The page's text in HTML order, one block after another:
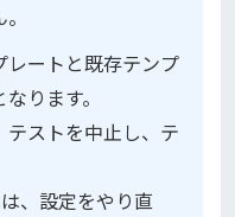
レートと既存テンプ
ります。
ストを中止し、テ
、設定をやり直